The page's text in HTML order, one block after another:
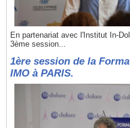
En partenariat avec l'Institut In-
3ème session...
1ère session de la
IMO à PARIS.